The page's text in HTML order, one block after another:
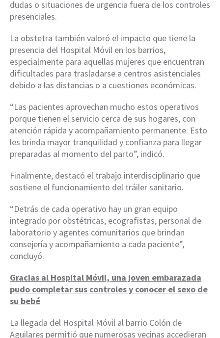
dudas o situaciones de urgencia fuera de los controles
presenciales.
La obstetra también valoró el impacto que tiene la
presencia del Hospital Móvil en los barrios,
especialmente para aquellas mujeres que encuentran
dificultades para trasladarse a centros asistenciales
debido a las distancias o a cuestiones económicas.
“Las pacientes aprovechan mucho estos operativos
porque tienen el servicio cerca de sus hogares, con
atención rápida y acompañamiento permanente. Esto
les brinda mayor tranquilidad y confianza para llegar
preparadas al momento del parto”, indicó.
Finalmente, destacó el trabajo interdisciplinario que
sostiene el funcionamiento del tráiler sanitario.
“Detrás de cada operativo hay un gran equipo
integrado por obstétricas, ecografistas, personal de
laboratorio y agentes comunitarios que brindan
consejería y acompañamiento a cada paciente”,
concluyó.
Gracias al Hospital Móvil, una joven embarazada
pudo completar sus controles y conocer el sexo de
su bebé
La llegada del Hospital Móvil al barrio Colón de
Aguilares permitió que numerosas vecinas accedieran